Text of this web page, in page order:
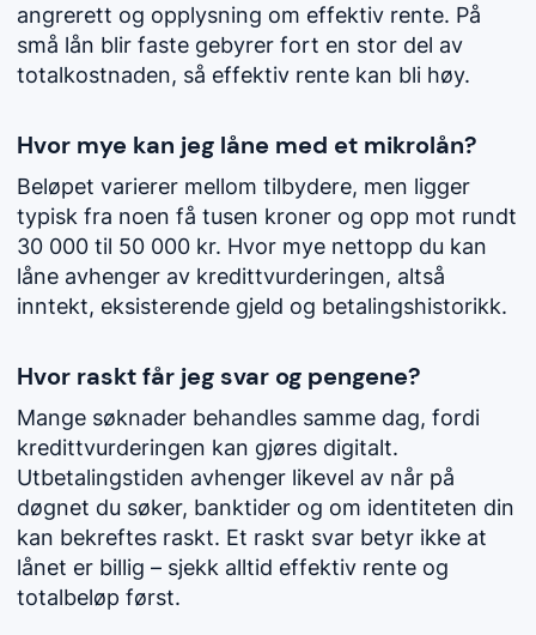
angrerett og opplysning om effektiv rente. På
små lån blir faste gebyrer fort en stor del av
totalkostnaden, så effektiv rente kan bli høy.
Hvor mye kan jeg låne med et mikrolån?
Beløpet varierer mellom tilbydere, men ligger
typisk fra noen få tusen kroner og opp mot rundt
30 000 til 50 000 kr. Hvor mye nettopp du kan
låne avhenger av kredittvurderingen, altså
inntekt, eksisterende gjeld og betalingshistorikk.
Hvor raskt får jeg svar og pengene?
Mange søknader behandles samme dag, fordi
kredittvurderingen kan gjøres digitalt.
Utbetalingstiden avhenger likevel av når på
døgnet du søker, banktider og om identiteten din
kan bekreftes raskt. Et raskt svar betyr ikke at
lånet er billig – sjekk alltid effektiv rente og
totalbeløp først.